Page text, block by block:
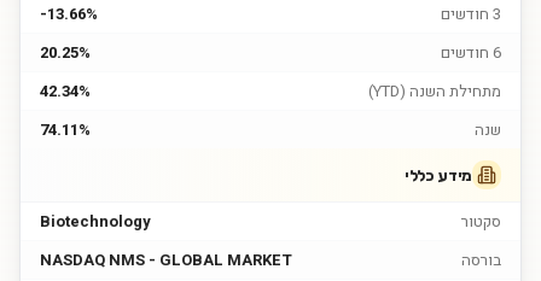
3 חודשים
-13.66%
6 חודשים
20.25%
מתחילת השנה (YTD)
42.34%
שנה
74.11%
מידע כללי
סקטור
Biotechnology
בורסה
NASDAQ NMS - GLOBAL MARKET